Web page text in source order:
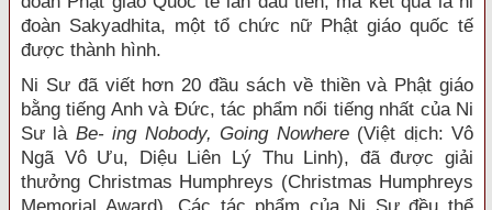
đoàn Sakyadhita, một tổ chức nữ Phật giáo quốc tế
được thành hình.
Ni Sư đã viết hơn 20 đầu sách về thiền và Phật giáo
bằng tiếng Anh và Đức, tác phẩm nổi tiếng nhất của Ni
Sư là Be- ing Nobody, Going Nowhere (Việt dịch: Vô
Ngã Vô Ưu, Diệu Liên Lý Thu Linh), đã được giải
thưởng Christmas Humphreys (Christmas Humphreys